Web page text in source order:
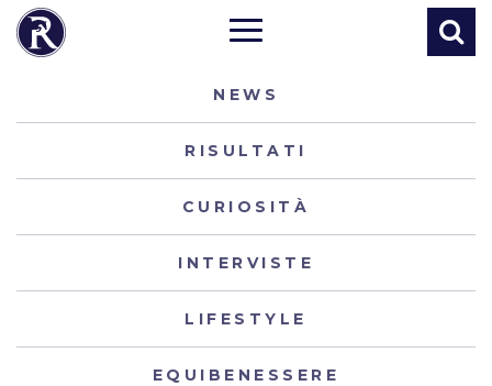
NEWS
RISULTATI
CURIOSITÀ
INTERVISTE
LIFESTYLE
EQUIBENESSERE